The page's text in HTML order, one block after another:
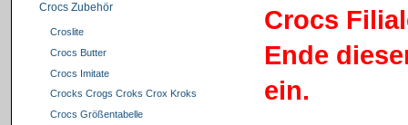
Crocs Zubehör
Croslite
Crocs Butter
Crocs Imitate
Crocks Crogs Croks Crox Kroks
Crocs Größentabelle
Crocs
Ende
ein.